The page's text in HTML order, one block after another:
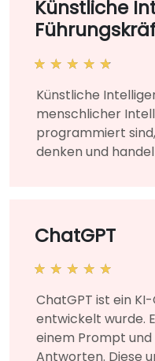
Künstliche
Künstliche
menschlicher
programmiert
denken und
eingesetzt, um
Training (online
Führungskräfte
Grundlagen der
ChatGPT
ChatGPT ist ein
entwickelt wurde.
einem Prompt
Antworten. Diese unter Anleitung